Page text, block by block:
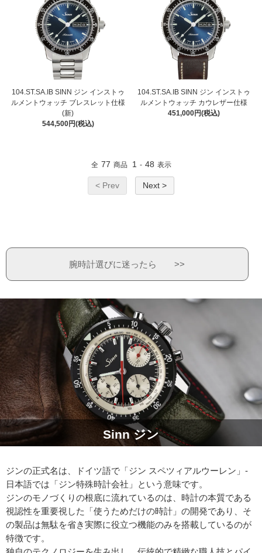
104.ST.SA.IB SINN ジン インストゥ
ルメントウォッチ ブレスレット仕様
(新)
544,500円(税込)
104.ST.SA.IB SINN ジン インストゥ
ルメントウォッチ カウレザー仕様
451,000円(税込)
全 77 商品 1 - 48 表示
< Prev Next >
腕時計選びに迷ったら >>
Sinn ジン
ジンの正式名は、ドイツ語で「ジン スペツィアルウーレン」-
日本語では「ジン特殊時計会社」という意味です。
ジンのモノづくりの根底に流れているのは、時計の本質である
視認性を重要視した「使うためだけの時計」の開発であり、そ
の製品は無駄を省き実際に役立つ機能のみを搭載しているのが
特徴です。